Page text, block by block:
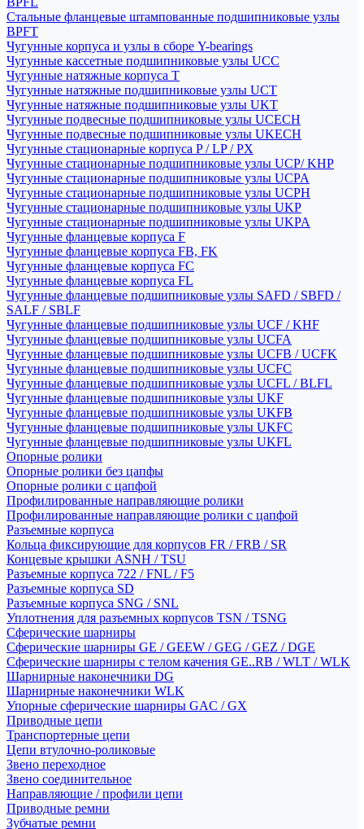
Стальные фланцевые штампованные подшипниковые узлы
BPFT
Чугунные корпуса и узлы в сборе Y-bearings
Чугунные кассетные подшипниковые узлы UCC
Чугунные натяжные корпуса T
Чугунные натяжные подшипниковые узлы UCT
Чугунные натяжные подшипниковые узлы UKT
Чугунные подвесные подшипниковые узлы UCECH
Чугунные подвесные подшипниковые узлы UKECH
Чугунные стационарные корпуса P / LP / PX
Чугунные стационарные подшипниковые узлы UCP/ KHP
Чугунные стационарные подшипниковые узлы UCPA
Чугунные стационарные подшипниковые узлы UCPH
Чугунные стационарные подшипниковые узлы UKP
Чугунные стационарные подшипниковые узлы UKPA
Чугунные фланцевые корпуса F
Чугунные фланцевые корпуса FB, FK
Чугунные фланцевые корпуса FC
Чугунные фланцевые корпуса FL
Чугунные фланцевые подшипниковые узлы SAFD / SBFD /
SALF / SBLF
Чугунные фланцевые подшипниковые узлы UCF / KHF
Чугунные фланцевые подшипниковые узлы UCFA
Чугунные фланцевые подшипниковые узлы UCFB / UCFK
Чугунные фланцевые подшипниковые узлы UCFC
Чугунные фланцевые подшипниковые узлы UCFL / BLFL
Чугунные фланцевые подшипниковые узлы UKF
Чугунные фланцевые подшипниковые узлы UKFB
Чугунные фланцевые подшипниковые узлы UKFC
Чугунные фланцевые подшипниковые узлы UKFL
Опорные ролики
Опорные ролики без цапфы
Опорные ролики с цапфой
Профилированные направляющие ролики
Профилированные направляющие ролики с цапфой
Разъемные корпуса
Кольца фиксирующие для корпусов FR / FRB / SR
Концевые крышки ASNH / TSU
Разъемные корпуса 722 / FNL / F5
Разъемные корпуса SD
Разъемные корпуса SNG / SNL
Уплотнения для разъемных корпусов TSN / TSNG
Сферические шарниры
Сферические шарниры GE / GEEW / GEG / GEZ / DGE
Сферические шарниры с телом качения GE..RB / WLT / WLK
Шарнирные наконечники DG
Шарнирные наконечники WLK
Упорные сферические шарниры GAC / GX
Приводные цепи
Транспортерные цепи
Цепи втулочно-роликовые
Звено переходное
Звено соединительное
Направляющие / профили цепи
Приводные ремни
Зубчатые ремни